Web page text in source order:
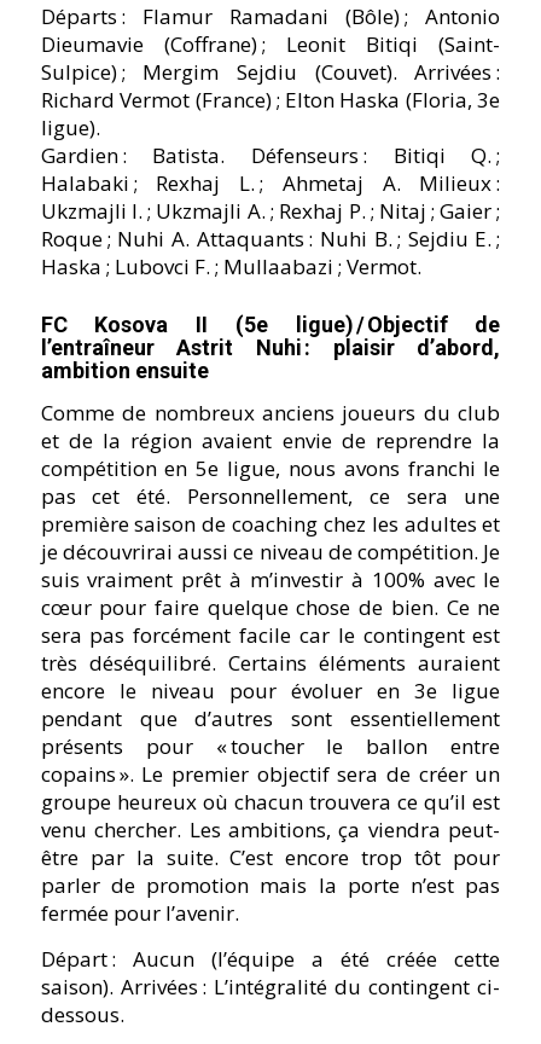
Départs : Flamur Ramadani (Bôle) ; Antonio
Dieumavie (Coffrane) ; Leonit Bitiqi (Saint-
Sulpice) ; Mergim Sejdiu (Couvet). Arrivées :
Richard Vermot (France) ; Elton Haska (Floria, 3e
ligue).
Gardien : Batista. Défenseurs : Bitiqi Q. ;
Halabaki ; Rexhaj L. ; Ahmetaj A. Milieux :
Ukzmajli I. ; Ukzmajli A. ; Rexhaj P. ; Nitaj ; Gaier ;
Roque ; Nuhi A. Attaquants : Nuhi B. ; Sejdiu E. ;
Haska ; Lubovci F. ; Mullaabazi ; Vermot.
FC Kosova II (5e ligue) / Objectif de
lʼentraîneur Astrit Nuhi : plaisir dʼabord,
ambition ensuite
Comme de nombreux anciens joueurs du club
et de la région avaient envie de reprendre la
compétition en 5e ligue, nous avons franchi le
pas cet été. Personnellement, ce sera une
première saison de coaching chez les adultes et
je découvrirai aussi ce niveau de compétition. Je
suis vraiment prêt à mʼinvestir à 100% avec le
cœur pour faire quelque chose de bien. Ce ne
sera pas forcément facile car le contingent est
très déséquilibré. Certains éléments auraient
encore le niveau pour évoluer en 3e ligue
pendant que dʼautres sont essentiellement
présents pour « toucher le ballon entre
copains ». Le premier objectif sera de créer un
groupe heureux où chacun trouvera ce quʼil est
venu chercher. Les ambitions, ça viendra peut-
être par la suite. Cʼest encore trop tôt pour
parler de promotion mais la porte nʼest pas
fermée pour lʼavenir.
Départ : Aucun (lʼéquipe a été créée cette
saison). Arrivées : Lʼintégralité du contingent ci-
dessous.